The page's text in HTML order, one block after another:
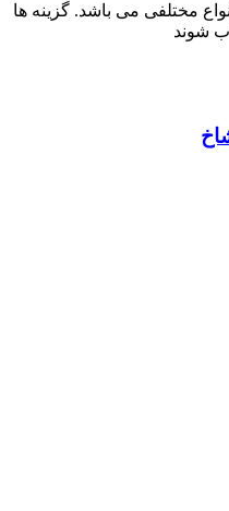
مختلفی می باشد. گزینه ها
شوند